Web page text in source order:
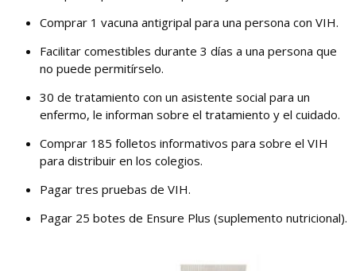
Comprar 1 vacuna antigripal para una persona con VIH.
Facilitar comestibles durante 3 días a una persona que
no puede permitírselo.
30 de tratamiento con un asistente social para un
enfermo, le informan sobre el tratamiento y el cuidado.
Comprar 185 folletos informativos para sobre el VIH
para distribuir en los colegios.
Pagar tres pruebas de VIH.
Pagar 25 botes de Ensure Plus (suplemento nutricional).